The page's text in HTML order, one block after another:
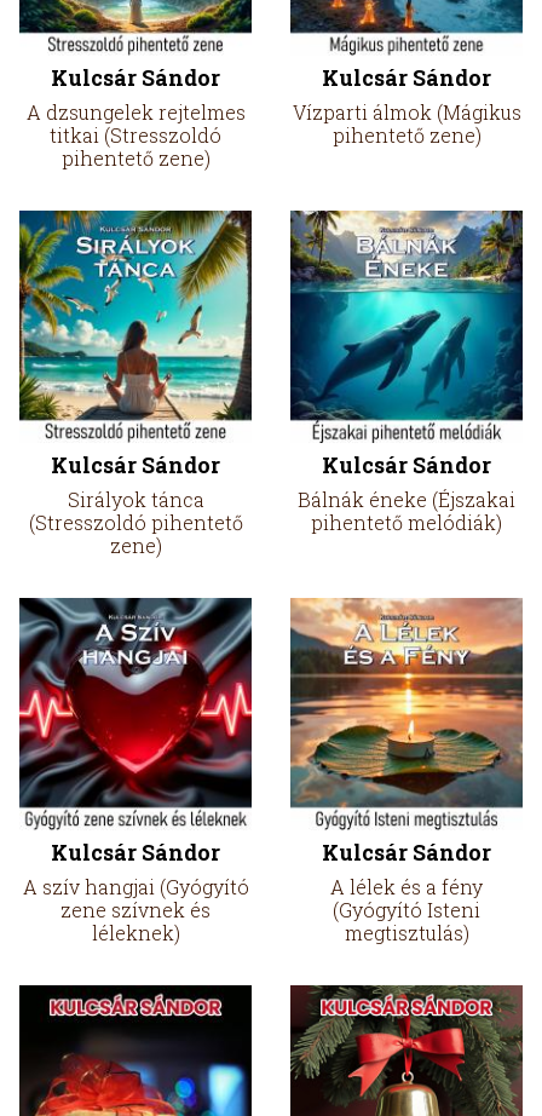
Kulcsár Sándor
A dzsungelek rejtelmes
titkai (Stresszoldó
pihentető zene)
Kulcsár Sándor
Vízparti álmok (Mágikus
pihentető zene)
Kulcsár Sándor
Sirályok tánca
(Stresszoldó pihentető
zene)
Kulcsár Sándor
Bálnák éneke (Éjszakai
pihentető melódiák)
Kulcsár Sándor
A szív hangjai (Gyógyító
zene szívnek és
léleknek)
Kulcsár Sándor
A lélek és a fény
(Gyógyító Isteni
megtisztulás)